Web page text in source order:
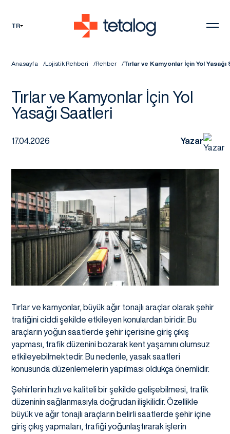
TR
Anasayfa Lojistik Rehberi Rehber Tırlar ve Kamyonlar İçin Yol
Tırlar ve Kamyonlar İçin Yol
Yasağı Saatleri
17.04.2026 Yazar
Tırlar ve kamyonlar, büyük ağır tonajlı araçlar olarak şehir
trafiğini ciddi şekilde etkileyen konulardan biridir. Bu
araçların yoğun saatlerde şehir içerisine giriş çıkış
yapması, trafik düzenini bozarak kent yaşamını olumsuz
etkileyebilmektedir. Bu nedenle, yasak saatleri
konusunda düzenlemelerin yapılması oldukça önemlidir.
Şehirlerin hızlı ve kaliteli bir şekilde gelişebilmesi, trafik
düzeninin sağlanmasıyla doğrudan ilişkilidir. Özellikle
büyük ve ağır tonajlı araçların belirli saatlerde şehir içine
giriş çıkış yapmaları, trafiği yoğunlaştırarak işlerin